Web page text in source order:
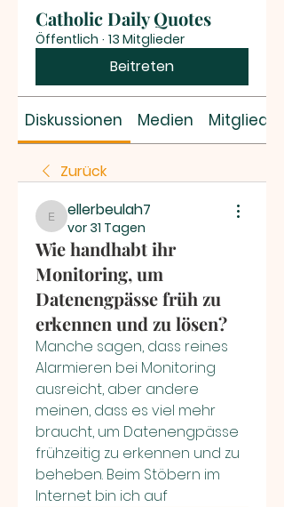
Catholic Daily Quotes
Öffentlich · 13 Mitglieder
Beitreten
Diskussionen Medien Mitglieder
Zurück
ellerbeulah7
ellerbeulah7
vor 31 Tagen
Wie handhabt ihr
Monitoring, um
Datenengpässe früh zu
erkennen und zu lösen?
Manche sagen, dass reines
Alarmieren bei Monitoring
ausreicht, aber andere
meinen, dass es viel mehr
braucht, um Datenengpässe
frühzeitig zu erkennen und zu
beheben. Beim Stöbern im
Internet bin ich auf